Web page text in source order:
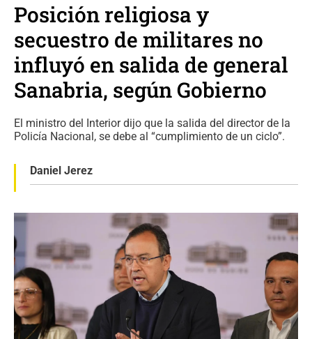
Posición religiosa y
secuestro de militares no
influyó en salida de general
Sanabria, según Gobierno
El ministro del Interior dijo que la salida del director de la
Policía Nacional, se debe al “cumplimiento de un ciclo”.
Daniel Jerez